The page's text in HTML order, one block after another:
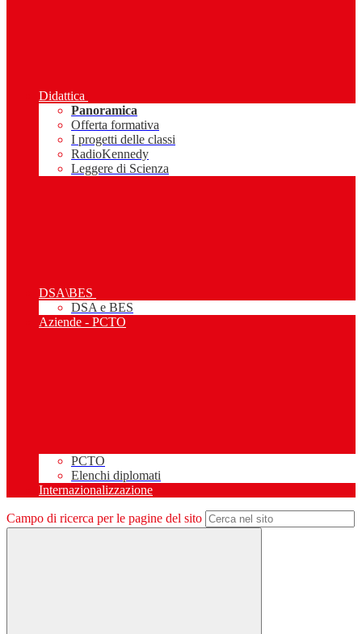
Didattica
Panoramica
Offerta formativa
I progetti delle classi
RadioKennedy
Leggere di Scienza
DSA\BES
DSA e BES
Aziende - PCTO
PCTO
Elenchi diplomati
Internazionalizzazione
Campo di ricerca per le pagine del sito